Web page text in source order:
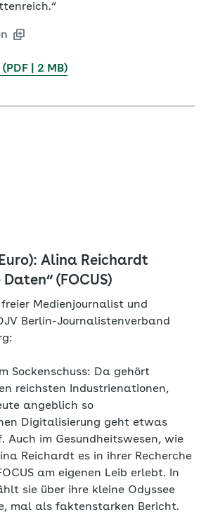
| 2 MB)
Alina Reichardt
(FOCUS)
Medienjournalist und
Berlin-Journalistenverband
Sockenschuss: Da gehört
reichsten Industrienationen,
angeblich so
Digitalisierung geht etwas
Auch im Gesundheitswesen, wie
Reichardt es in ihrer Recherche
am eigenen Leib erlebt. In
sie über ihre kleine Odyssee
mal als faktenstarken Bericht.